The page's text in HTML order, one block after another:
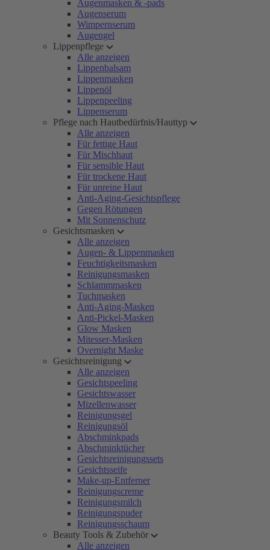
Augenmasken & -pads
Augenserum
Wimpernserum
Augengel
Lippenpflege
Alle anzeigen
Lippenbalsam
Lippenmasken
Lippenöl
Lippenpeeling
Lippenserum
Pflege nach Hautbedürfnis/Hauttyp
Alle anzeigen
Für fettige Haut
Für Mischhaut
Für sensible Haut
Für trockene Haut
Für unreine Haut
Anti-Aging-Gesichtspflege
Gegen Rötungen
Mit Sonnenschutz
Gesichtsmasken
Alle anzeigen
Augen- & Lippenmasken
Feuchtigkeitsmasken
Reinigungsmasken
Schlammmasken
Tuchmasken
Anti-Aging-Masken
Anti-Pickel-Masken
Glow Masken
Mitesser-Masken
Overnight Maske
Gesichtsreinigung
Alle anzeigen
Gesichtspeeling
Gesichtswasser
Mizellenwasser
Reinigungsgel
Reinigungsöl
Abschminkpads
Abschminktücher
Gesichtsreinigungssets
Gesichtsseife
Make-up-Entferner
Reinigungscreme
Reinigungsmilch
Reinigungspuder
Reinigungsschaum
Beauty Tools & Zubehör
Alle anzeigen